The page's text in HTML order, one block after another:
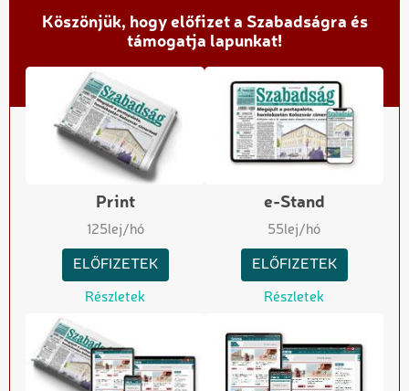
Köszönjük, hogy előfizet a Szabadságra és
támogatja lapunkat!
Print
125lej/hó
ELŐFIZETEK
Részletek
e-Stand
55lej/hó
ELŐFIZETEK
Részletek